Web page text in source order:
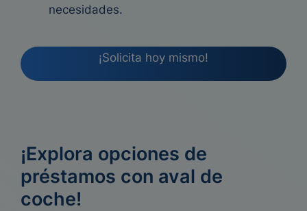
necesidades.
¡Solicita hoy mismo!
¡Explora opciones de
préstamos con aval de
coche!